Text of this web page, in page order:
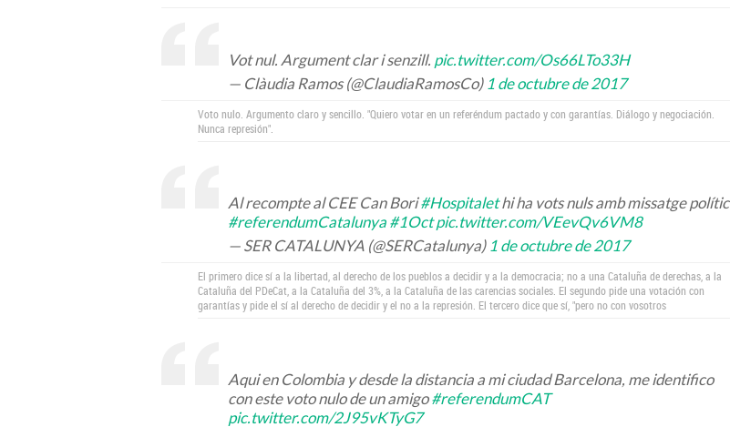
Vot nul. Argument clar i senzill. pic.twitter.com/Os66LTo33H
— Clàudia Ramos (@ClaudiaRamosCo) 1 de octubre de 2017
Voto nulo. Argumento claro y sencillo. "Quiero votar en un referéndum pactado y con garantías. Diálogo y negociación.
Nunca represión".
Al recompte al CEE Can Bori#Hospitalethi ha vots nuls amb missatge polític
#referendumCatalunya #1Oct pic.twitter.com/VEevQv6VM8
— SER CATALUNYA (@SERCatalunya) 1 de octubre de 2017
El primero dice sí a la libertad, al derecho de los pueblos a decidir y a la democracia; no a una Cataluña de derechas, a la
Cataluña del PDeCat, a la Cataluña del 3%, a la Cataluña de las carencias sociales. El segundo pide una votación con
garantías y pide el sí al derecho de decidir y el no a la represión. El tercero dice que sí, "pero no con vosotros
Aqui en Colombia y desde la distancia a mi ciudad Barcelona, me identifico
con este voto nulo de un amigo#referendumCAT
pic.twitter.com/2J95vKTyG7